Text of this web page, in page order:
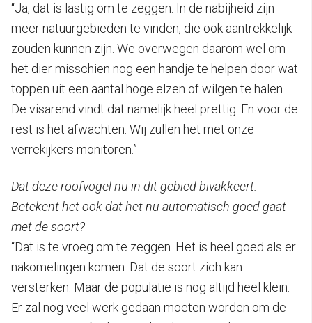
“Ja, dat is lastig om te zeggen. In de nabijheid zijn
meer natuurgebieden te vinden, die ook aantrekkelijk
zouden kunnen zijn. We overwegen daarom wel om
het dier misschien nog een handje te helpen door wat
toppen uit een aantal hoge elzen of wilgen te halen.
De visarend vindt dat namelijk heel prettig. En voor de
rest is het afwachten. Wij zullen het met onze
verrekijkers monitoren.”
Dat deze roofvogel nu in dit gebied bivakkeert.
Betekent het ook dat het nu automatisch goed gaat
met de soort?
“Dat is te vroeg om te zeggen. Het is heel goed als er
nakomelingen komen. Dat de soort zich kan
versterken. Maar de populatie is nog altijd heel klein.
Er zal nog veel werk gedaan moeten worden om de